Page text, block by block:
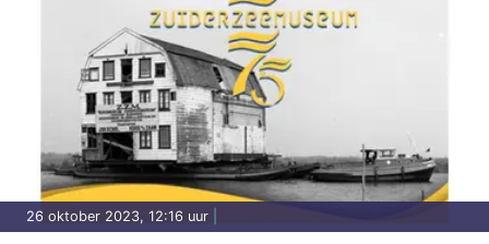
26 oktober 2023, 12:16 uur